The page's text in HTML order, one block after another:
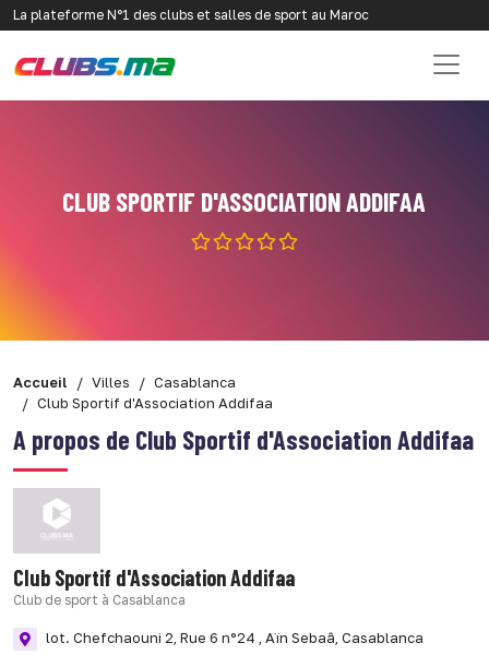
La plateforme N°1 des clubs et salles de sport au Maroc
CLUB SPORTIF D'ASSOCIATION ADDIFAA
Accueil Villes
Casablanca
Club Sportif d'Association Addifaa
A propos de Club Sportif d'Association Addifaa
Club Sportif d'Association Addifaa
Club de sport à Casablanca
lot. Chefchaouni 2, Rue 6 n°24 , Aïn Sebaâ, Casablanca